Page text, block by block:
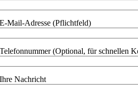
E-Mail-Adresse (Pflichtfeld)
Telefonnummer (Optional, für schnellen
Ihre Nachricht